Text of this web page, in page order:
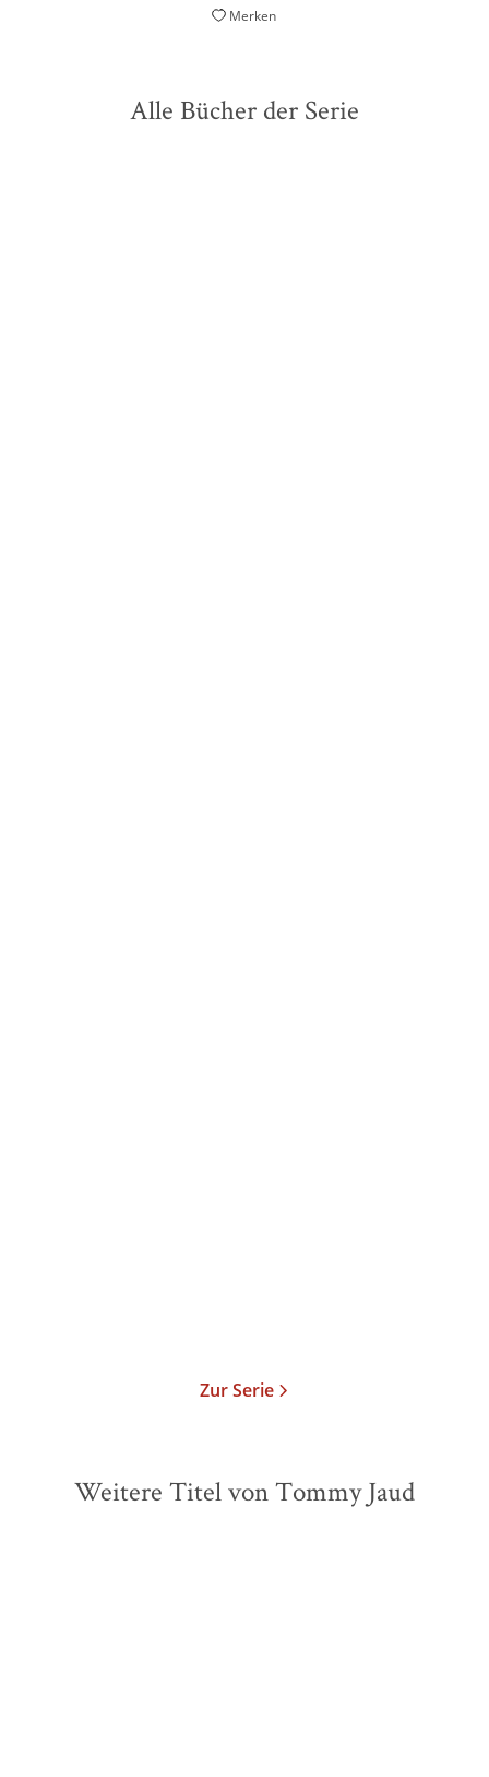
Merken
Alle Bücher der Serie
Zur Serie
Weitere Titel von Tommy Jaud